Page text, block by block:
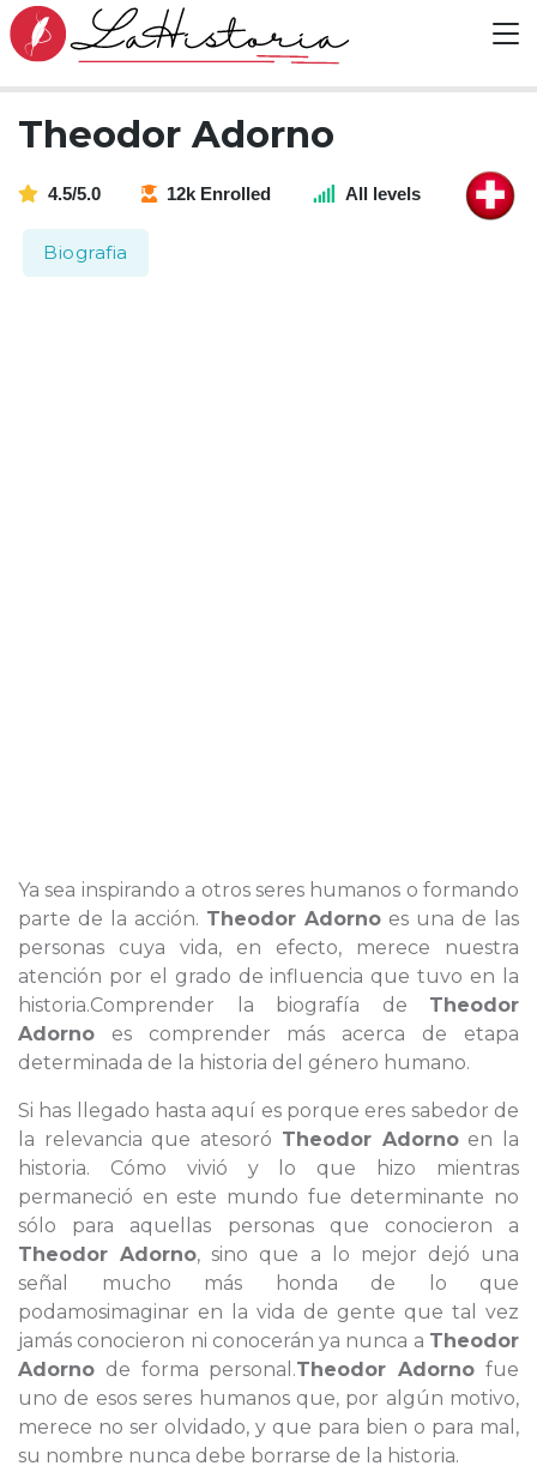
Theodor Adorno
4.5/5.0 12k Enrolled All levels
Biografia
Ya sea inspirando a otros seres humanos o formando
parte de la acción. Theodor Adorno es una de las
personas cuya vida, en efecto, merece nuestra
atención por el grado de influencia que tuvo en la
historia.Comprender la biografía de Theodor
Adorno es comprender más acerca de etapa
determinada de la historia del género humano.
Si has llegado hasta aquí es porque eres sabedor de
la relevancia que atesoró Theodor Adornoen la
historia. Cómo vivió y lo que hizo mientras
permaneció en este mundo fue determinante no
sólo para aquellas personas que conocieron a
Theodor Adorno, sino que a lo mejor dejó una
señal mucho más honda de lo que
podamosimaginar en la vida de gente que tal vez
jamás conocieron ni conocerán ya nunca a Theodor
Adorno de forma personal.Theodor Adorno fue
uno de esos seres humanos que, por algún motivo,
merece no ser olvidado, y que para bien o para mal,
su nombre nunca debe borrarse de la historia.